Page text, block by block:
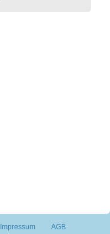
Impressum AGB